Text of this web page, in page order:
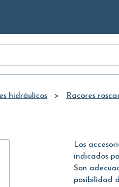
hidráulicos Racores
Los
indicados
Son
posibilidad